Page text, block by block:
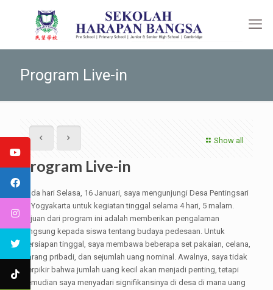
Program Live-in
Show all
Program Live-in
Pada hari Selasa, 16 Januari, saya mengunjungi Desa Pentingsari
di Yogyakarta untuk kegiatan tinggal selama 4 hari, 5 malam.
Tujuan dari program ini adalah memberikan pengalaman
langsung kepada siswa tentang budaya pedesaan. Untuk
persiapan tinggal, saya membawa beberapa set pakaian, celana,
barang pribadi, dan sejumlah uang nominal. Awalnya, saya tidak
berpikir bahwa jumlah uang kecil akan menjadi penting, tetapi
kemudian saya menyadari signifikansinya di desa di mana uang